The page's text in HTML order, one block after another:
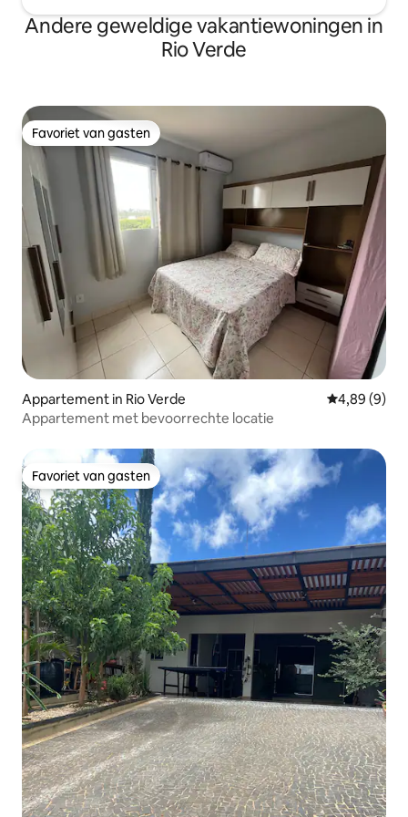
Andere geweldige vakantiewoningen in
Rio Verde
Favoriet van gasten
Favoriet van gasten
Appartement in Rio Verde Gemiddelde
4,89 (9)
Appartement met bevoorrechte locatie
Favoriet van gasten
Favoriet van gasten